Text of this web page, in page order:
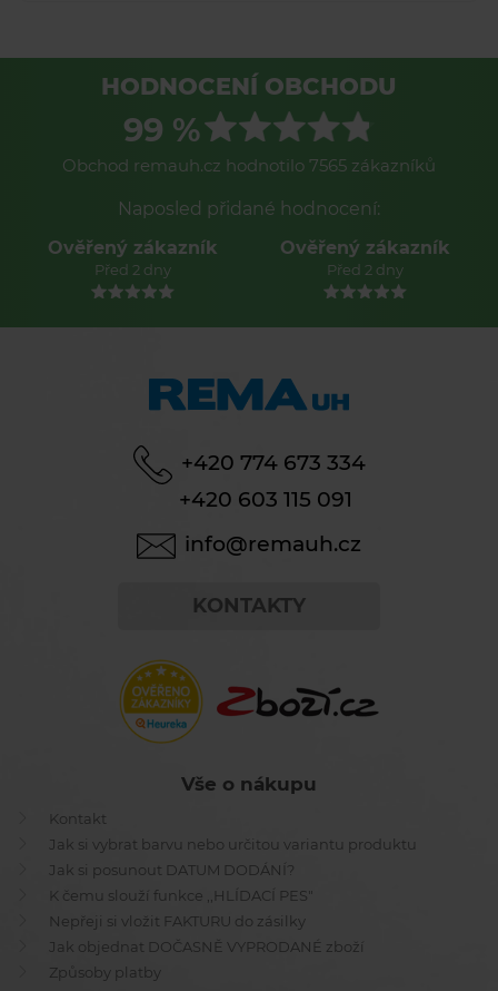
HODNOCENÍ OBCHODU
99 %
Obchod remauh.cz hodnotilo 7565 zákazníků
Naposled přidané hodnocení:
Ověřený zákazník
Před 2 dny
Ověřený zákazník
Před 2 dny
+420 774 673 334
+420 603 115 091
info@remauh.cz
KONTAKTY
Vše o nákupu
Kontakt
Jak si vybrat barvu nebo určitou variantu produktu
Jak si posunout DATUM DODÁNÍ?
K čemu slouží funkce ,,HLÍDACÍ PES"
Nepřeji si vložit FAKTURU do zásilky
Jak objednat DOČASNĚ VYPRODANÉ zboží
Způsoby platby